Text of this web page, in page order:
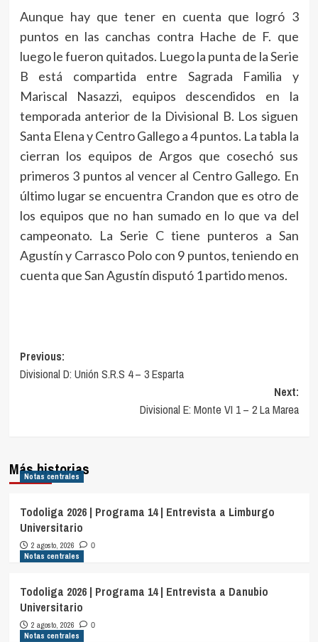
Aunque hay que tener en cuenta que logró 3
puntos en las canchas contra Hache de F. que
luego le fueron quitados. Luego la punta de la Serie
B está compartida entre Sagrada Familia y
Mariscal Nasazzi, equipos descendidos en la
temporada anterior de la Divisional B. Los siguen
Santa Elena y Centro Gallego a 4 puntos. La tabla la
cierran los equipos de Argos que cosechó sus
primeros 3 puntos al vencer al Centro Gallego. En
último lugar se encuentra Crandon que es otro de
los equipos que no han sumado en lo que va del
campeonato. La Serie C tiene punteros a San
Agustín y Carrasco Polo con 9 puntos, teniendo en
cuenta que San Agustín disputó 1 partido menos.
Navegación
de
Previous:
Divisional D: Unión S.R.S 4 – 3 Esparta
Next:
Divisional E: Monte VI 1 – 2 La Marea
Más historias
Notas centrales
Todoliga 2026 | Programa 14 | Entrevista a Limburgo
Universitario
2 agosto, 2026 0
Notas centrales
Todoliga 2026 | Programa 14 | Entrevista a Danubio
Universitario
2 agosto, 2026 0
Notas centrales